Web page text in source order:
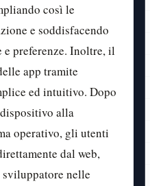
così le
e soddisfacendo
preferenze. Inoltre, il
app tramite
ed intuitivo. Dopo
alla
operativo, gli utenti
dal web,
nelle